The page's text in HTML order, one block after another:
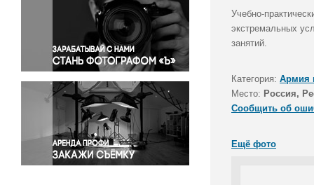
Политика
Правосудие
Происшествия и конфликты
Религия
Светская жизнь
Спорт
Экология
Экономика и бизнес
Учебно-
экстремальных
занятий.
Категория: Армия
Место: Россия,
Сообщить об
Ещё фото